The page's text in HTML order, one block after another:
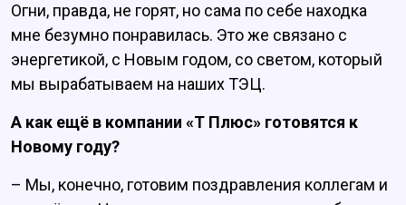
Огни, правда, не горят, но сама по себе находка
мне безумно понравилась. Это же связано с
энергетикой, с Новым годом, со светом, который
мы вырабатываем на наших ТЭЦ.
А как ещё в компании «Т Плюс» готовятся к
Новому году?
– Мы, конечно, готовим поздравления коллегам и